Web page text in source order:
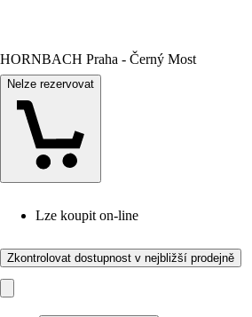
HORNBACH Praha - Černý Most
Nelze rezervovat
Lze koupit on-line
Zkontrolovat dostupnost v nejbližší prodejně